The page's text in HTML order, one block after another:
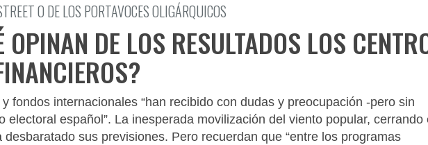
O DE LOS PORTAVOCES OLIGÁRQUICOS
DE LOS RESULTADOS LOS
fondos internacionales “han recibido con dudas y preocupación -pero sin
electoral español”. La inesperada movilización del viento popular, cerrando
desbaratado sus previsiones. Pero recuerdan que “entre los programas